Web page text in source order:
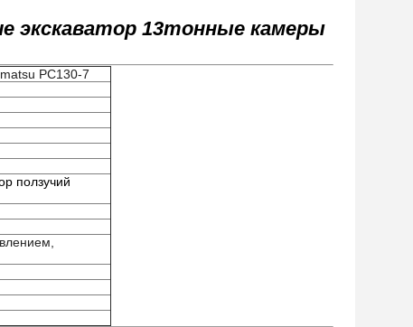
экскаватор 13тонные камеры
PC130-7
ползучий